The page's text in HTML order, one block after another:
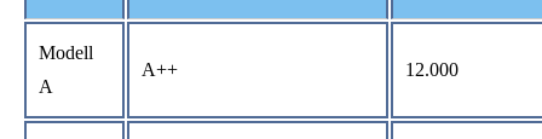
Modell
A
A++ 12.000